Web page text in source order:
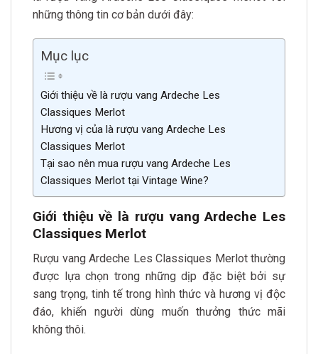
những thông tin cơ bản dưới đây:
Mục lục
Giới thiệu về là rượu vang Ardeche Les
Classiques Merlot
Hương vị của là rượu vang Ardeche Les
Classiques Merlot
Tại sao nên mua rượu vang Ardeche Les
Classiques Merlot tại Vintage Wine?
Giới thiệu về là rượu vang Ardeche Les
Classiques Merlot
Rượu vang Ardeche Les Classiques Merlot thường
được lựa chọn trong những dịp đặc biệt bởi sự
sang trọng, tinh tế trong hình thức và hương vị độc
đáo, khiến người dùng muốn thưởng thức mãi
không thôi.